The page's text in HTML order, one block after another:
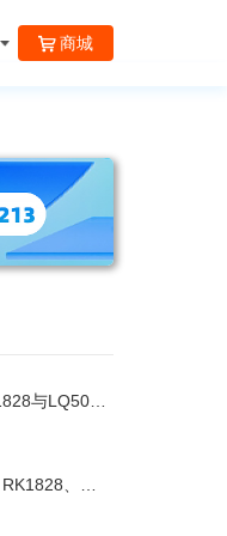
商城
与LQ50异
、